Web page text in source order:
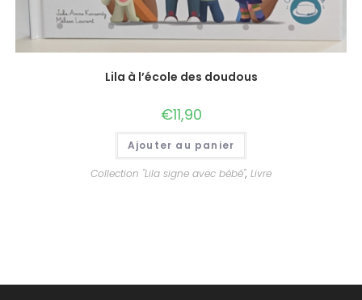
Lila à l’école des doudous
€11,90
Ajouter au panier
Collection "Lila signe avec bébé", Livre